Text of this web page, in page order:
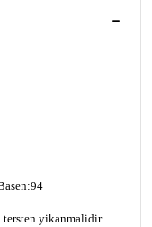
tersten yikanmalidir